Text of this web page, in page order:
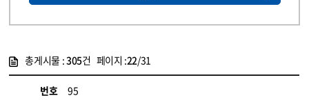
총게시물 :305건 페이지 :22/31
번호
95